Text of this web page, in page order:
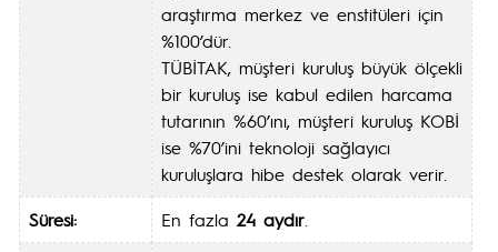
araştırma merkez ve enstitüleri için
%100’dür.
TÜBİTAK, müşteri kuruluş büyük ölçekli
bir kuruluş ise kabul edilen harcama
tutarının %60’ını, müşteri kuruluş KOBİ
ise %70’ini teknoloji sağlayıcı
kuruluşlara hibe destek olarak verir.
Süresi:
En fazla 24 aydır